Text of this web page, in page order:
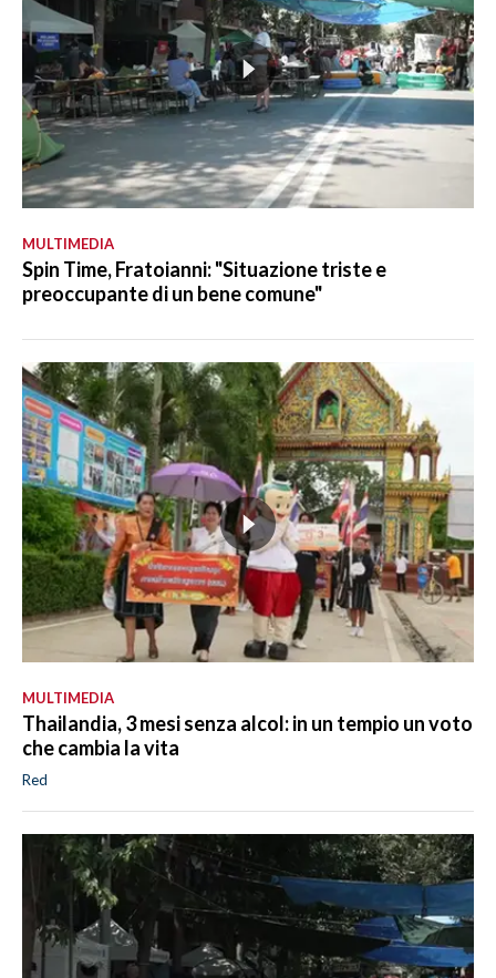
MULTIMEDIA
Spin Time, Fratoianni: "Situazione triste e
preoccupante di un bene comune"
MULTIMEDIA
Thailandia, 3 mesi senza alcol: in un tempio un voto
che cambia la vita
Red